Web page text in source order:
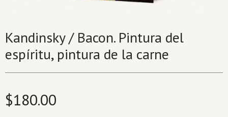
Kandinsky / Bacon. Pintura del
espíritu, pintura de la carne
$180.00